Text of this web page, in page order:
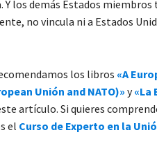
Y los demás Estados miembros
no vincula ni a Estados
los libros «A
Unión and NATO)» y«La
artículo. Si quieres
el Curso de Experto en la